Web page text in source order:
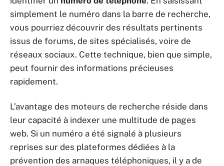
simplement le numéro dans la barre de recherche,
vous pourriez découvrir des résultats pertinents
issus de forums, de sites spécialisés, voire de
réseaux sociaux. Cette technique, bien que simple,
peut fournir des informations précieuses
rapidement.
L’avantage des moteurs de recherche réside dans
leur capacité à indexer une multitude de pages
web. Si un numéro a été signalé à plusieurs
reprises sur des plateformes dédiées à la
prévention des arnaques téléphoniques, il y a de